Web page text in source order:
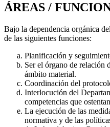
ÁREAS /
Bajo la dependencia orgánica
de las siguientes funciones:
Planificación y
Ser el órgano de relación
ámbito material.
Coordinación del
Interlocución del
competencias que
La ejecución de las
normativa y de las